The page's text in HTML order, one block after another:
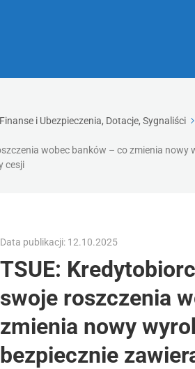
i Ubezpieczenia, Dotacje, Sygnaliści
wobec banków – co zmienia nowy
cesji
Data publikacji: 12.10.2025
TSUE:
swoje roszczenia
zmienia nowy
bezpiecznie